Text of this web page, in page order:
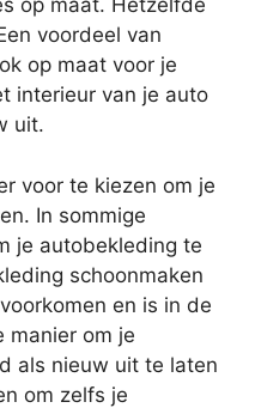
op maat. Hetzelfde
voordeel van
op maat voor je
interieur van je auto
uit.
voor te kiezen om je
In sommige
je autobekleding te
schoonmaken
en is in de
manier om je
als nieuw uit te laten
om zelfs je